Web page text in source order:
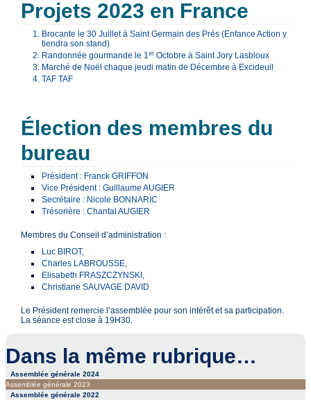
Projets 2023 en France
Brocante le 30 Juillet à Saint Germain des Prés (Enfance Action y
tiendra son stand)
Randonnée gourmande le 1er Octobre à Saint Jory Lasbloux
Marché de Noël chaque jeudi matin de Décembre à Excideuil
TAF TAF
Élection des membres du
bureau
Président : Franck GRIFFON
Vice Président : Guillaume AUGIER
Secrétaire : Nicole BONNARIC
Trésorière : Chantal AUGIER
Membres du Conseil d’administration :
Luc BIROT,
Charles LABROUSSE,
Elisabeth FRASZCZYNSKI,
Christiane SAUVAGE DAVID
Le Président remercie l’assemblée pour son intérêt et sa participation.
La séance est close à 19H30.
Dans la même rubrique…
Assemblée générale 2024
Assemblée générale 2023
Assemblée générale 2022